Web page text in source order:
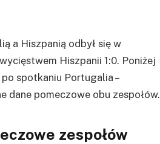
a Hiszpanią odbył się w
Hiszpanii 1:0. Poniżej
spotkaniu Portugalia –
dane pomeczowe obu zespołów.
zespołów